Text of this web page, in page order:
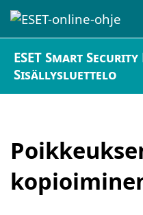
ESET Smart Security
Sisällysluettelo